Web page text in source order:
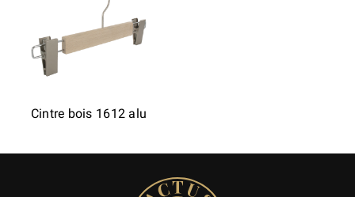
Cintre bois 1612 alu